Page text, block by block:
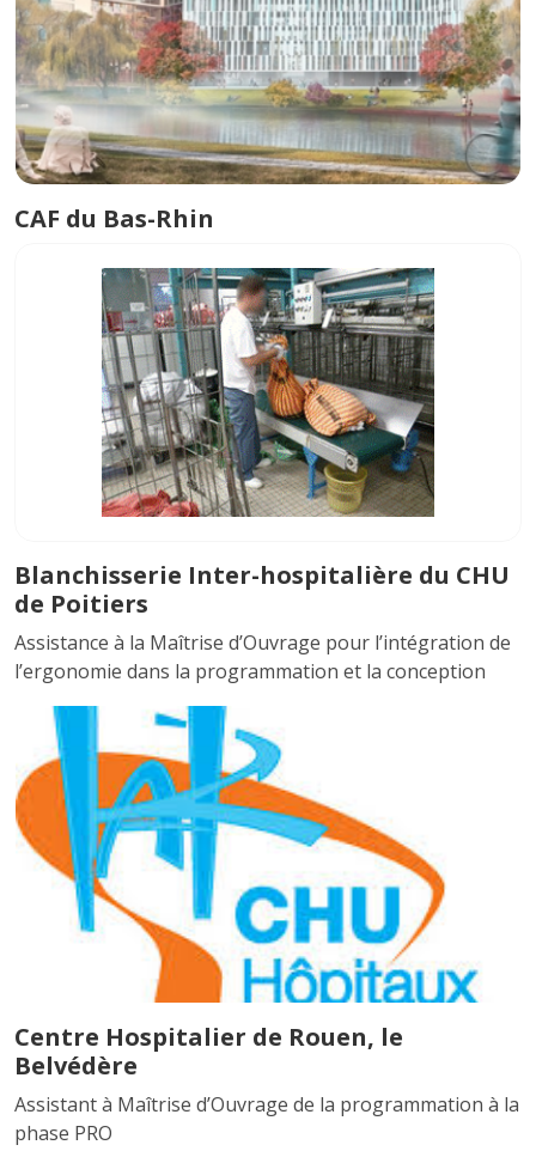
CAF du Bas-Rhin
Blanchisserie Inter-hospitalière du CHU
de Poitiers
Assistance à la Maîtrise d’Ouvrage pour l’intégration de
l’ergonomie dans la programmation et la conception
Centre Hospitalier de Rouen, le
Belvédère
Assistant à Maîtrise d’Ouvrage de la programmation à la
phase PRO